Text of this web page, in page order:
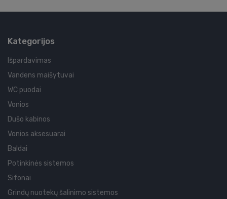
Kategorijos
Išpardavimas
Vandens maišytuvai
WC puodai
Vonios
Dušo kabinos
Vonios aksesuarai
Baldai
Potinkinės sistemos
Sifonai
Grindų nuotekų šalinimo sistemos